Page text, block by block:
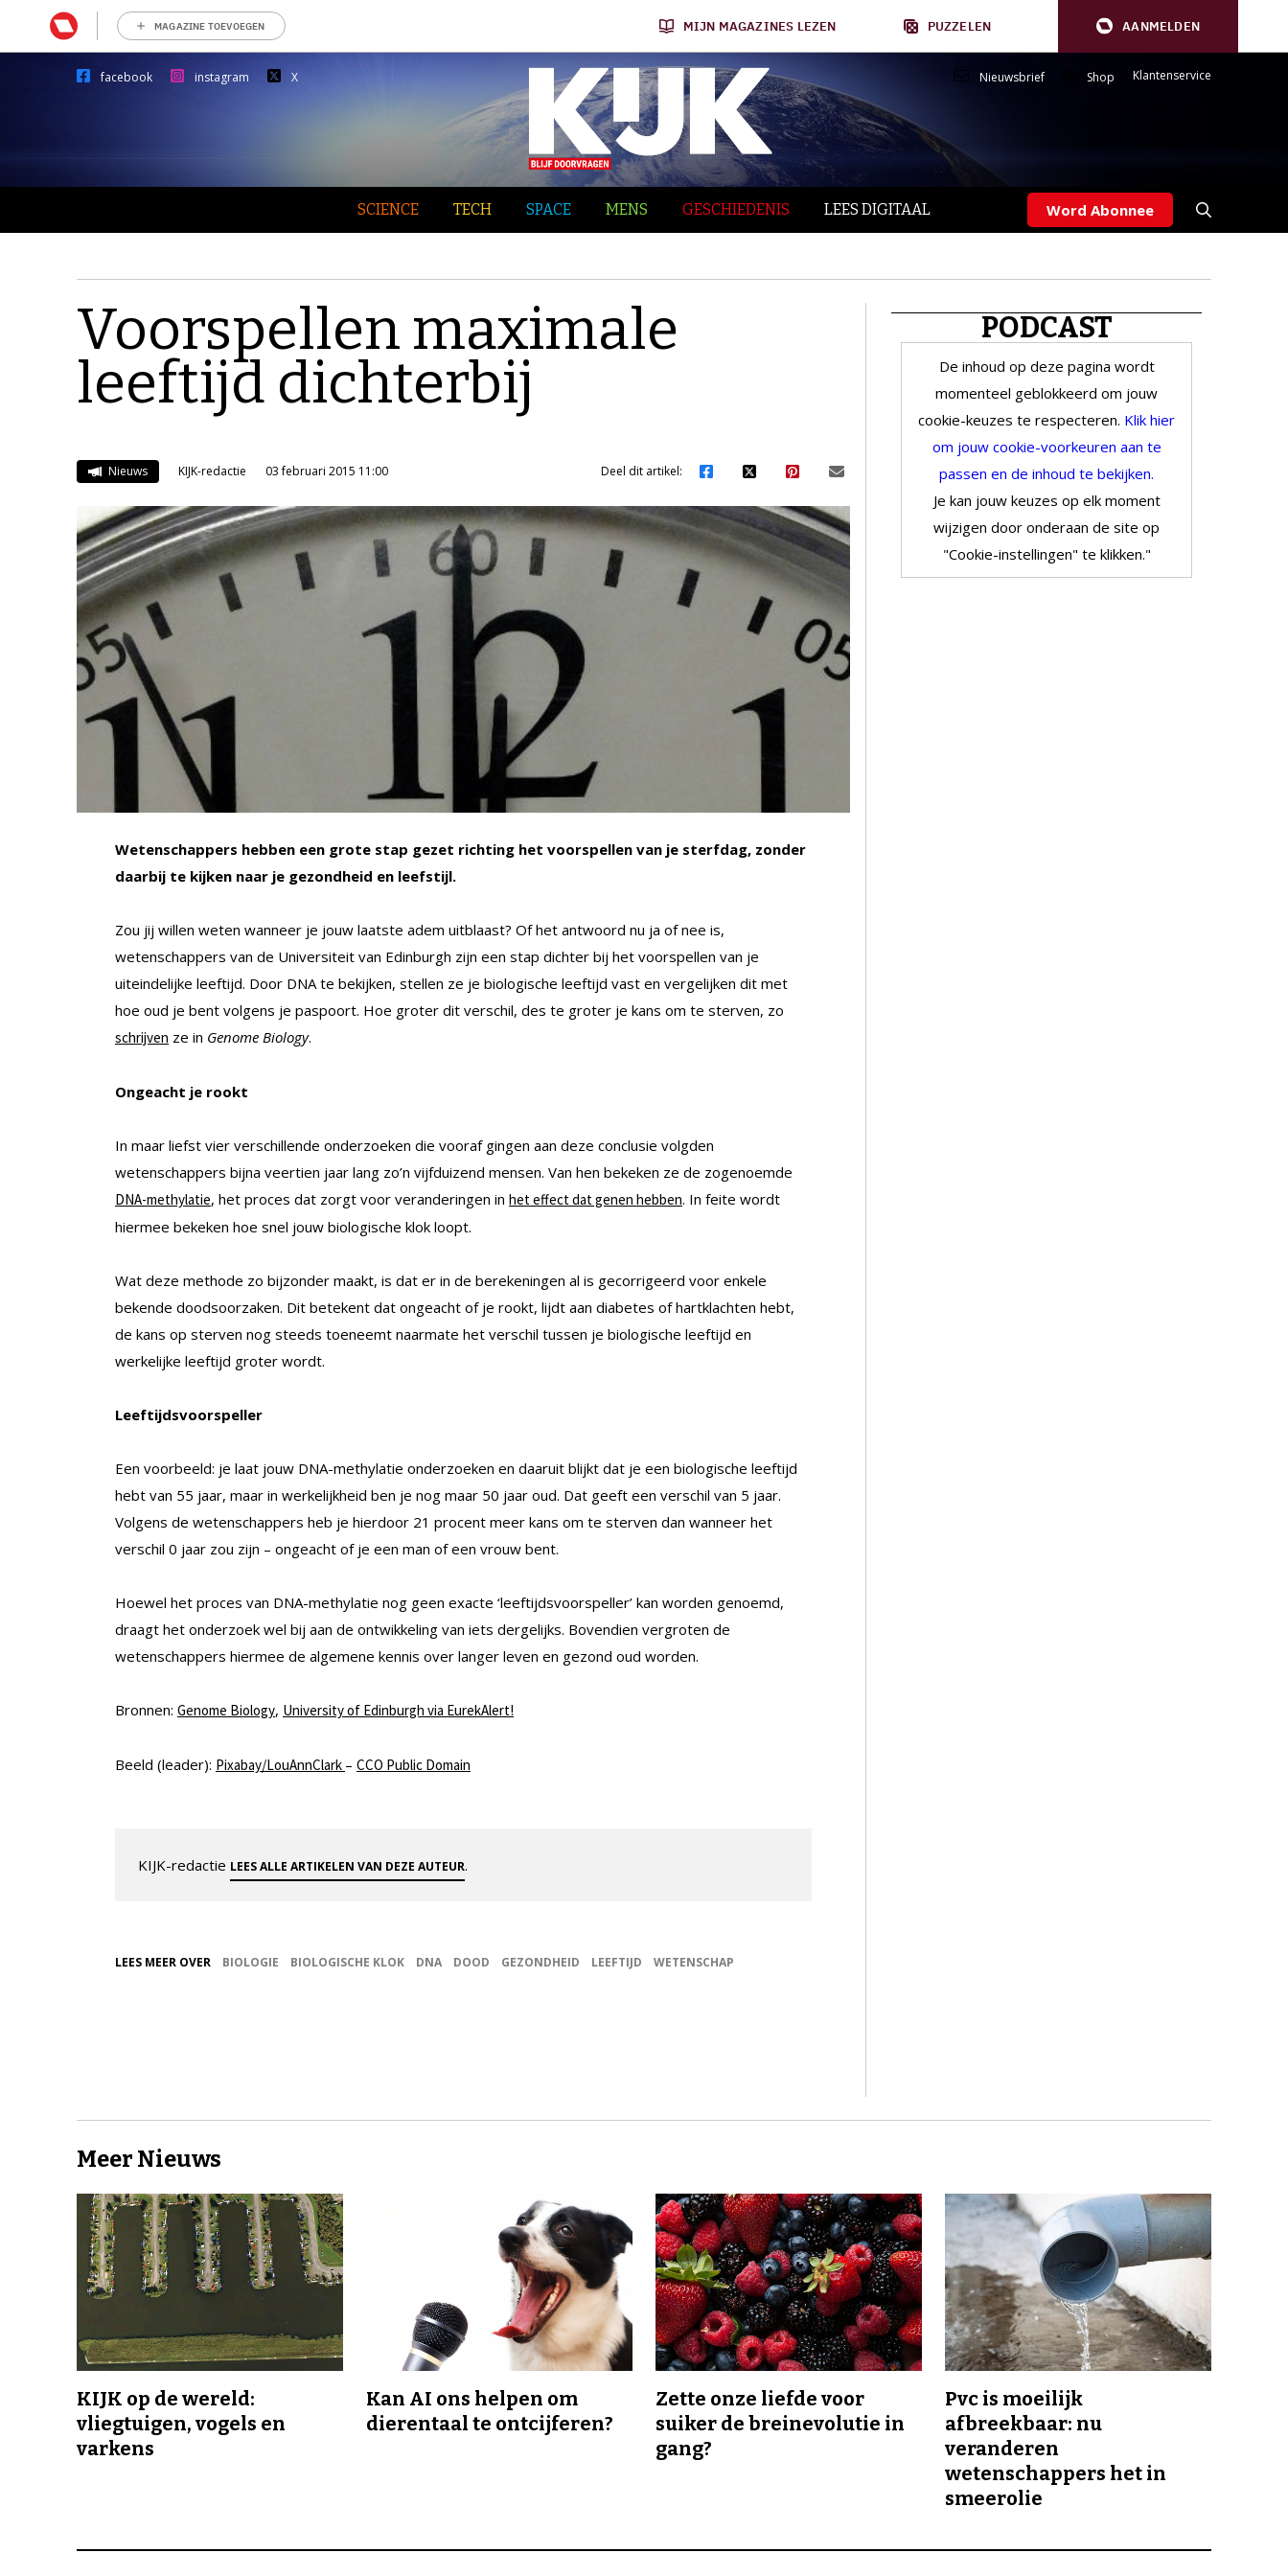
MAGAZINE TOEVOEGEN MIJN MAGAZINES LEZEN PUZZELEN AANMELDEN
facebook instagram X Nieuwsbrief Shop Klantenservice
SCIENCE TECH SPACE MENS GESCHIEDENIS LEES DIGITAAL Word Abonnee
Voorspellen maximale
leeftijd dichterbij
Nieuws KIJK-redactie 03 februari 2015 11:00 Deel dit artikel:
Wetenschappers hebben een grote stap gezet richting het voorspellen van je sterfdag, zonder
daarbij te kijken naar je gezondheid en leefstijl.
Zou jij willen weten wanneer je jouw laatste adem uitblaast? Of het antwoord nu ja of nee is,
wetenschappers van de Universiteit van Edinburgh zijn een stap dichter bij het voorspellen van je
uiteindelijke leeftijd. Door DNA te bekijken, stellen ze je biologische leeftijd vast en vergelijken dit met
hoe oud je bent volgens je paspoort. Hoe groter dit verschil, des te groter je kans om te sterven, zo
schrijven ze in Genome Biology.
Ongeacht je rookt
In maar liefst vier verschillende onderzoeken die vooraf gingen aan deze conclusie volgden
wetenschappers bijna veertien jaar lang zo’n vijfduizend mensen. Van hen bekeken ze de zogenoemde
DNA-methylatie, het proces dat zorgt voor veranderingen in het effect dat genen hebben. In feite wordt
hiermee bekeken hoe snel jouw biologische klok loopt.
Wat deze methode zo bijzonder maakt, is dat er in de berekeningen al is gecorrigeerd voor enkele
bekende doodsoorzaken. Dit betekent dat ongeacht of je rookt, lijdt aan diabetes of hartklachten hebt,
de kans op sterven nog steeds toeneemt naarmate het verschil tussen je biologische leeftijd en
werkelijke leeftijd groter wordt.
Leeftijdsvoorspeller
Een voorbeeld: je laat jouw DNA-methylatie onderzoeken en daaruit blijkt dat je een biologische leeftijd
hebt van 55 jaar, maar in werkelijkheid ben je nog maar 50 jaar oud. Dat geeft een verschil van 5 jaar.
Volgens de wetenschappers heb je hierdoor 21 procent meer kans om te sterven dan wanneer het
verschil 0 jaar zou zijn – ongeacht of je een man of een vrouw bent.
Hoewel het proces van DNA-methylatie nog geen exacte ‘leeftijdsvoorspeller’ kan worden genoemd,
draagt het onderzoek wel bij aan de ontwikkeling van iets dergelijks. Bovendien vergroten de
wetenschappers hiermee de algemene kennis over langer leven en gezond oud worden.
Bronnen: Genome Biology, University of Edinburgh via EurekAlert!
Beeld (leader): Pixabay/LouAnnClark – CCO Public Domain
KIJK-redactie LEES ALLE ARTIKELEN VAN DEZE AUTEUR.
LEES MEER OVER BIOLOGIE BIOLOGISCHE KLOK DNA DOOD GEZONDHEID LEEFTIJD WETENSCHAP
PODCAST
De inhoud op deze pagina wordt
momenteel geblokkeerd om jouw
cookie-keuzes te respecteren. Klik hier
om jouw cookie-voorkeuren aan te
passen en de inhoud te bekijken.
Je kan jouw keuzes op elk moment
wijzigen door onderaan de site op
"Cookie-instellingen" te klikken."
Meer Nieuws
KIJK op de wereld:
vliegtuigen, vogels en
varkens
Kan AI ons helpen om
dierentaal te ontcijferen?
Zette onze liefde voor
suiker de breinevolutie in
gang?
Pvc is moeilijk
afbreekbaar: nu
veranderen
wetenschappers het in
smeerolie